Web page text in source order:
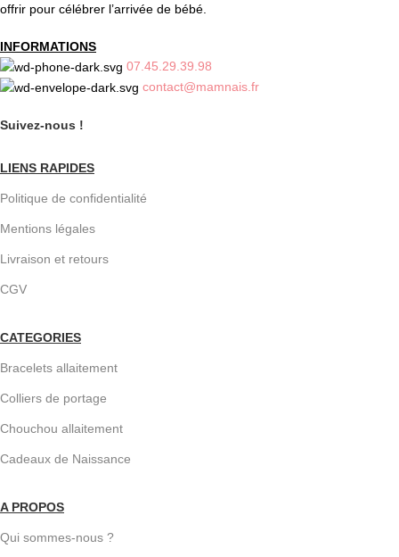
offrir pour célébrer l’arrivée de bébé.
INFORMATIONS
07.45.29.39.98
contact@mamnais.fr
Suivez-nous !
LIENS RAPIDES
Politique de confidentialité
Mentions légales
Livraison et retours
CGV
CATEGORIES
Bracelets allaitement
Colliers de portage
Chouchou allaitement
Cadeaux de Naissance
A PROPOS
Qui sommes-nous ?